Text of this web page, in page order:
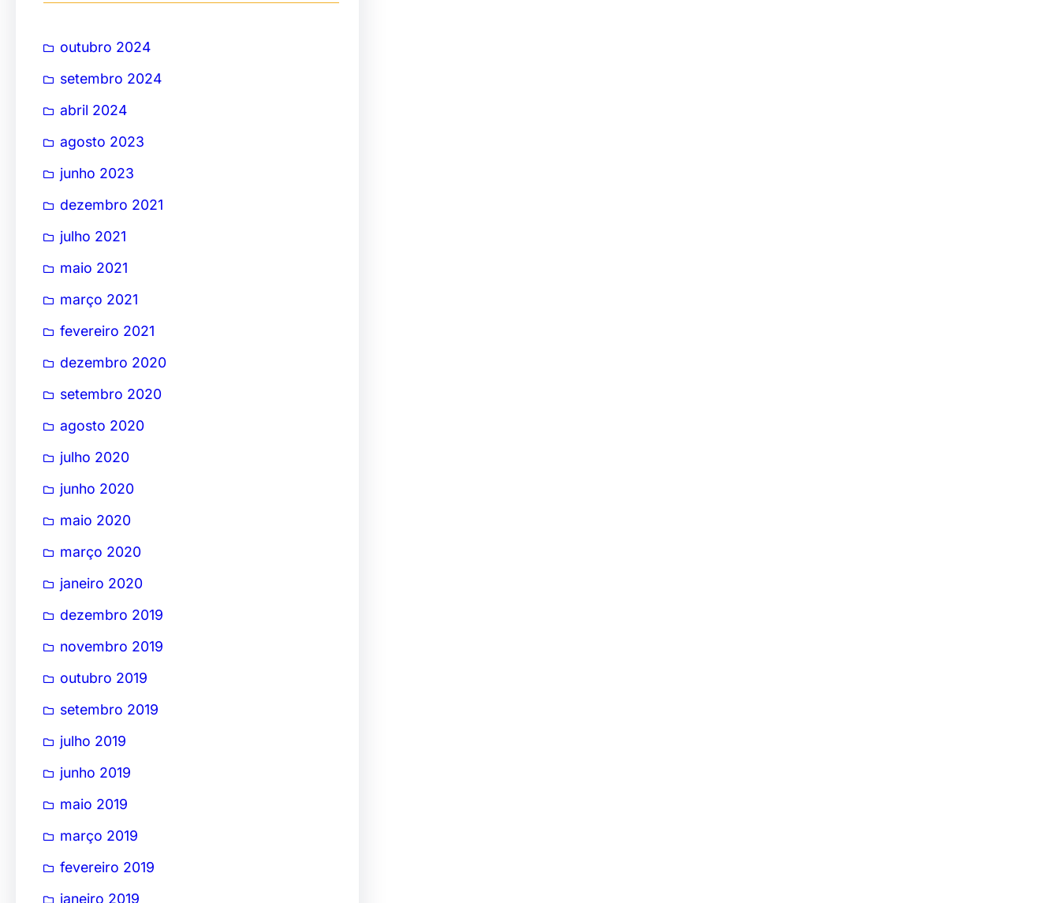
r
outubro 2024
setembro 2024
abril 2024
agosto 2023
junho 2023
dezembro 2021
julho 2021
maio 2021
março 2021
fevereiro 2021
dezembro 2020
setembro 2020
agosto 2020
julho 2020
junho 2020
maio 2020
março 2020
janeiro 2020
dezembro 2019
novembro 2019
outubro 2019
setembro 2019
julho 2019
junho 2019
maio 2019
março 2019
fevereiro 2019
janeiro 2019